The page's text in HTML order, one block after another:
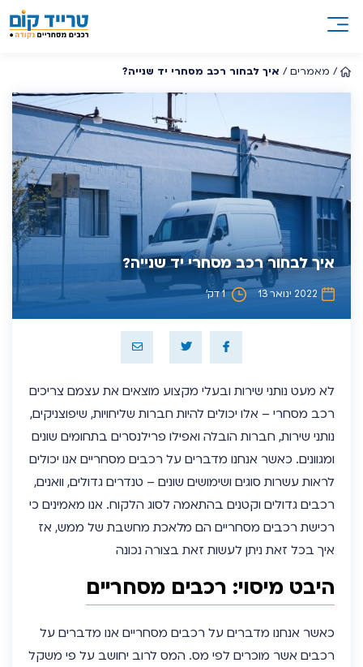
/ מאמרים/ איך לבחור רכב מסחרי יד שנייה?
איך לבחור רכב מסחרי יד שנייה?
2022 ינואר 13 1 דק’
לא מעט נותני שירות ובעלי מקצוע מוצאים את עצמם צריכים
רכב מסחרי – אלו יכולים להיות חברות שליחויות, שיפוצניקים,
נותני שירות, חברות הובלה ואפילו פרילנסרים בתחומים שונים
ומגוונים. כאשר אנחנו מדברים על רכבים מסחריים אנו יכולים
לראות עשרות סוגים ושימושים שונים – טנדרים גדולים, וואנים,
רכבים גדולים וקטנים בהתאמה לסוג הלקוח. אנו מאמינים כי
רכישת רכבים מסחריים הם מלאכת מחשבת של ממש, אז
איך בכל זאת ניתן לעשות זאת בצורה נכונה
היבט מיסוי: רכבים מסחריים
כאשר אנחנו מדברים על רכבים מסחריים אנו מדברים על
רכבים אשר מוכרים לפי מס. המס לרוב יחושב על פי משקל